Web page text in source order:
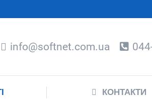
info@softnet.com.ua
КОНТАКТИ
КОНТАКТИ